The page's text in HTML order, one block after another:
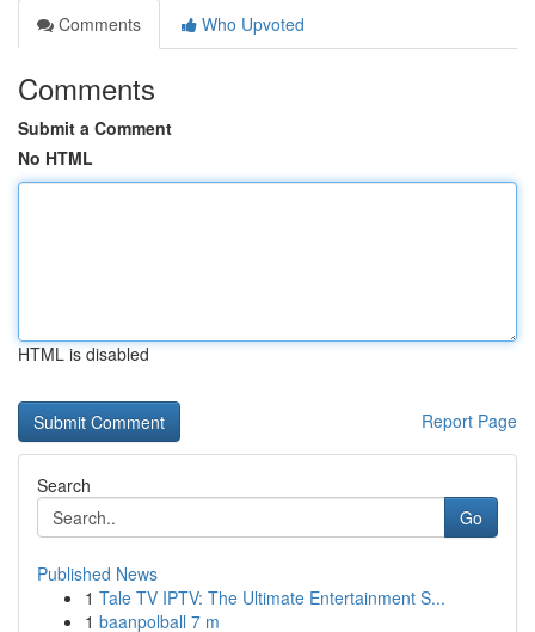
Comments
Who Upvoted
Comments
Submit a Comment
No HTML
HTML is disabled
Report Page
Search
Go
Published News
1 Tale TV IPTV: The Ultimate Entertainment S...
1 baanpolball 7 m